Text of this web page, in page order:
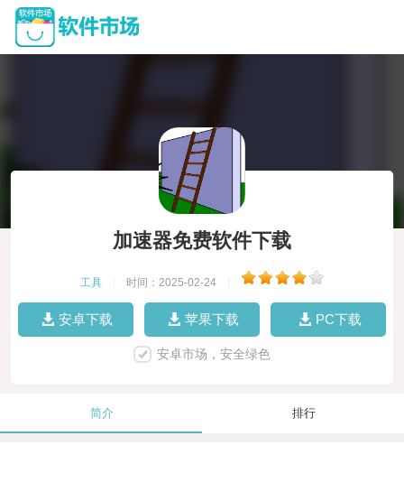
加速器免费软件下载
工具 时间：2025-02-24
安卓下载 苹果下载 PC下载
安卓市场，安全绿色
简介 排行